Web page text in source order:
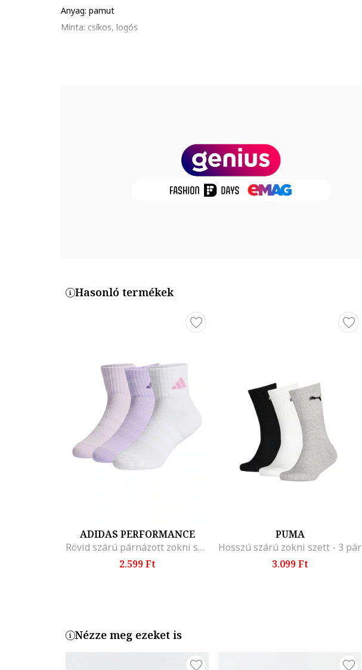
Anyag: pamut
Minta: csíkos, logós
Hasonló termékek
ADIDAS PERFORMANCE
Rövid szárú párnázott zokni szett - 3 pár, Halványlila/Törtfehér/Halvány rózsaszín
2.599 Ft
PUMA
Hosszú szárú zokni szett - 3 pár
3.099 Ft
Nézze meg ezeket is